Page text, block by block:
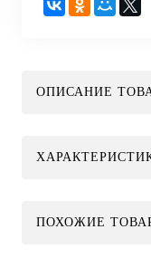
ОПИСАНИЕ
ПОХОЖИЕ